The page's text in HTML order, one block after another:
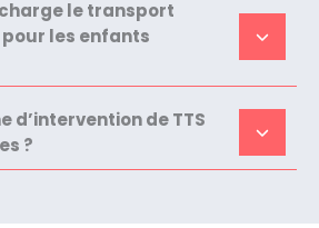
le transport
les enfants
d’intervention de TTS
?